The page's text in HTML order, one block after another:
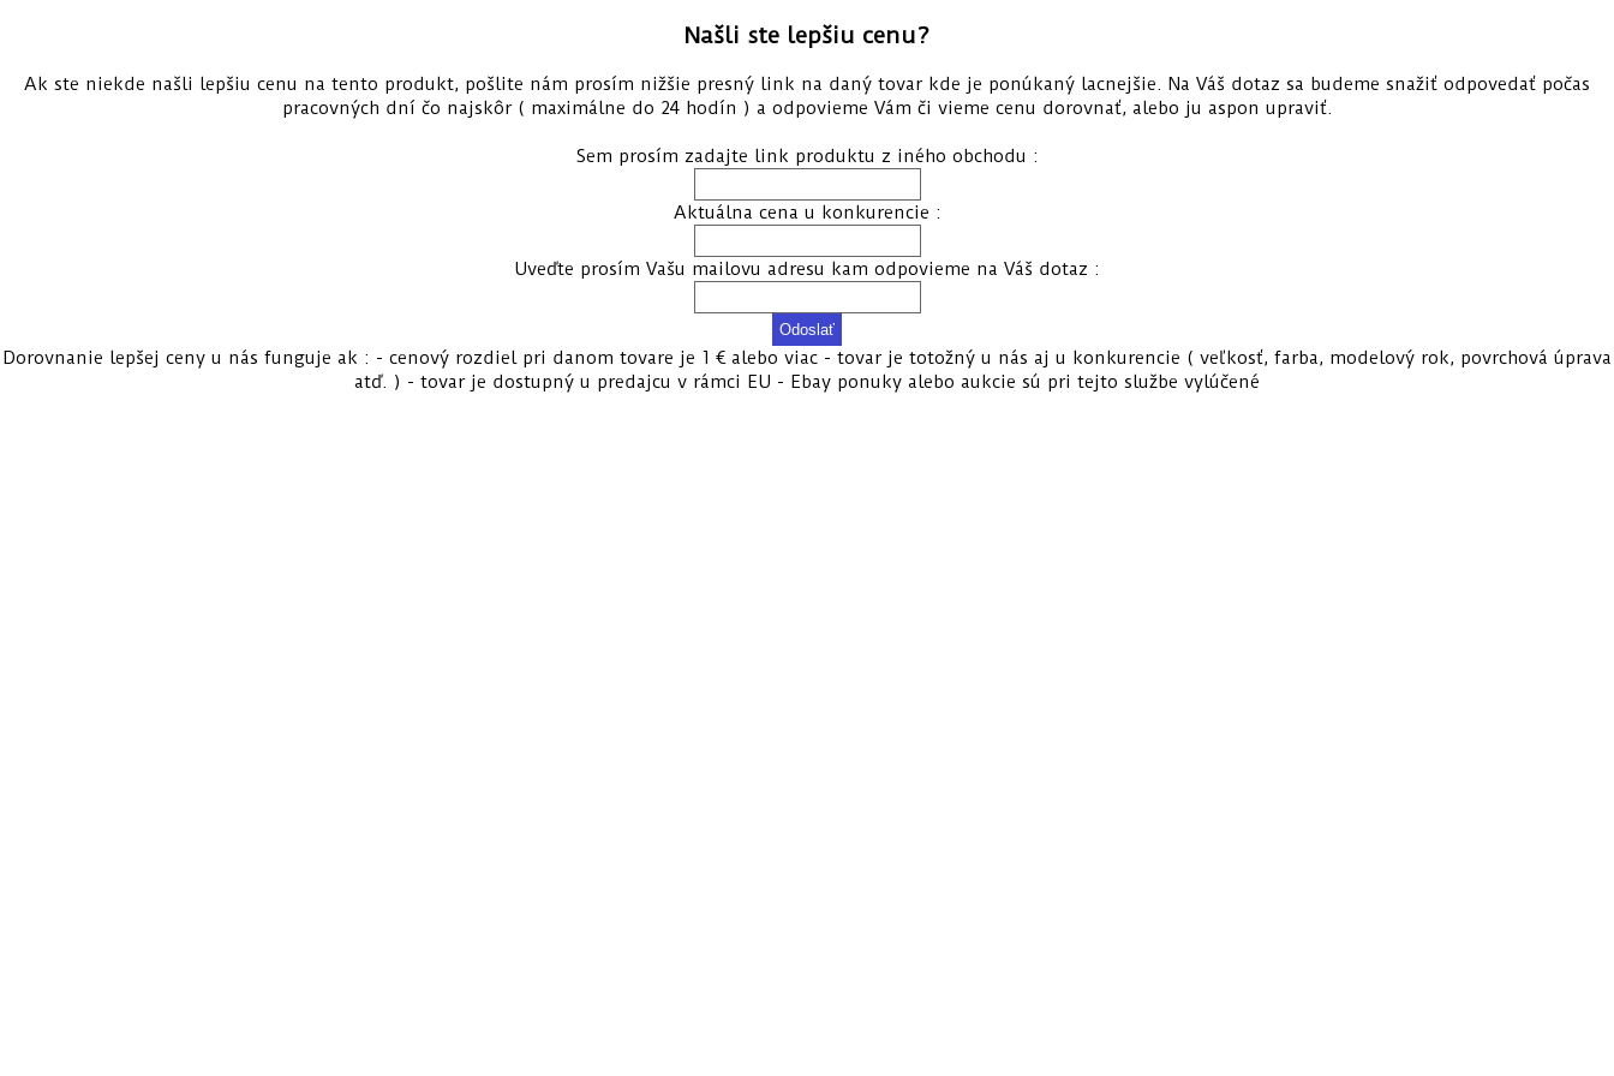
Našli ste lepšiu cenu?
Ak ste niekde našli lepšiu cenu na tento produkt, pošlite nám prosím nižšie presný link na daný tovar kde je ponúkaný lacnejšie. Na Váš dotaz sa budeme snažiť odpovedať počas
pracovných dní čo najskôr ( maximálne do 24 hodín ) a odpovieme Vám či vieme cenu dorovnať, alebo ju aspon upraviť.
Sem prosím zadajte link produktu z iného obchodu :
Aktuálna cena u konkurencie :
Uveďte prosím Vašu mailovu adresu kam odpovieme na Váš dotaz :
Dorovnanie lepšej ceny u nás funguje ak : - cenový rozdiel pri danom tovare je 1 € alebo viac - tovar je totožný u nás aj u konkurencie ( veľkosť, farba, modelový rok, povrchová úprava
atď. ) - tovar je dostupný u predajcu v rámci EU - Ebay ponuky alebo aukcie sú pri tejto službe vylúčené